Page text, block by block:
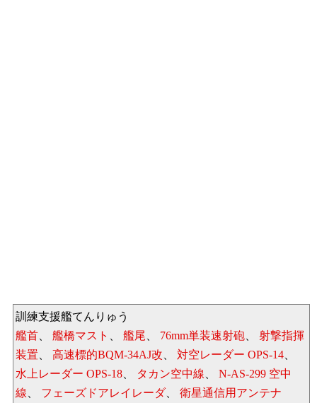
訓練支援艦てんりゅう
艦首
艦橋マスト 艦尾 76mm単装速射砲
射撃指揮
装置
高速標的BQM-34AJ改 対空レーダー OPS-14
水上レーダー OPS-18
タカン空中線
N-AS-299 空中
線
フェーズドアレイレーダ、 衛星通信用アンテナ